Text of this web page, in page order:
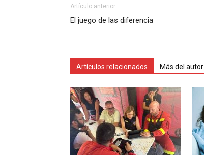
Artículo anterior
El juego de las diferencia
Artículos relacionados Más del autor